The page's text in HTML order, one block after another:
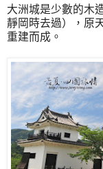
大洲城是少數的木
靜岡時去過），原
重建而成。